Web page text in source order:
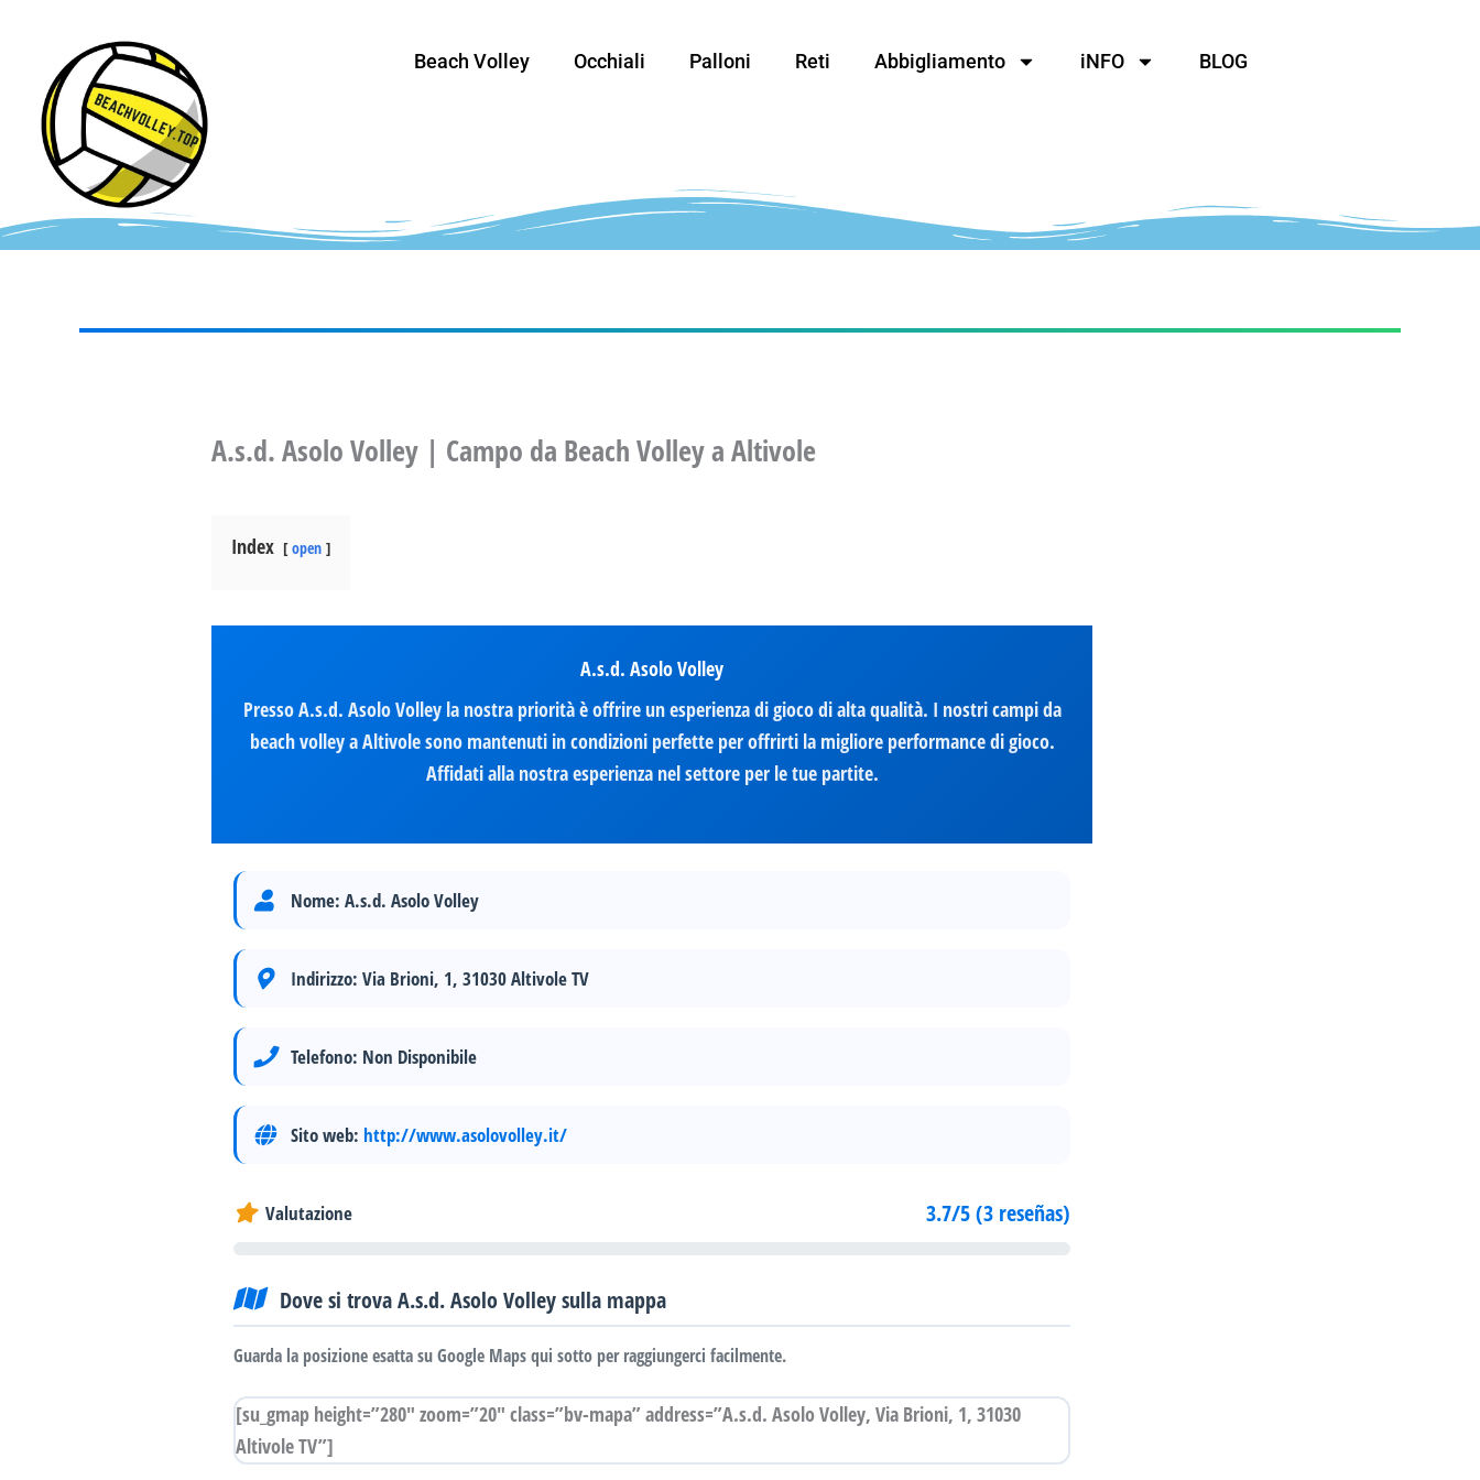
contenuto
Beach Volley Occhiali Palloni Reti Abbigliamento iNFO BLOG
A.s.d. Asolo Volley | Campo da Beach Volley a Altivole
Index open
A.s.d. Asolo Volley
Presso A.s.d. Asolo Volley la nostra priorità è offrire un esperienza di gioco di alta qualità. I nostri campi da
beach volley a Altivole sono mantenuti in condizioni perfette per offrirti la migliore performance di gioco.
Affidati alla nostra esperienza nel settore per le tue partite.
Nome: A.s.d. Asolo Volley
Indirizzo: Via Brioni, 1, 31030 Altivole TV
Telefono: Non Disponibile
Sito web: http://www.asolovolley.it/
Valutazione 3.7/5 (3 reseñas)
Dove si trova A.s.d. Asolo Volley sulla mappa
Guarda la posizione esatta su Google Maps qui sotto per raggiungerci facilmente.
[su_gmap height=”280″ zoom=”20″ class=”bv-mapa” address=”A.s.d. Asolo Volley, Via Brioni, 1, 31030
Altivole TV”]